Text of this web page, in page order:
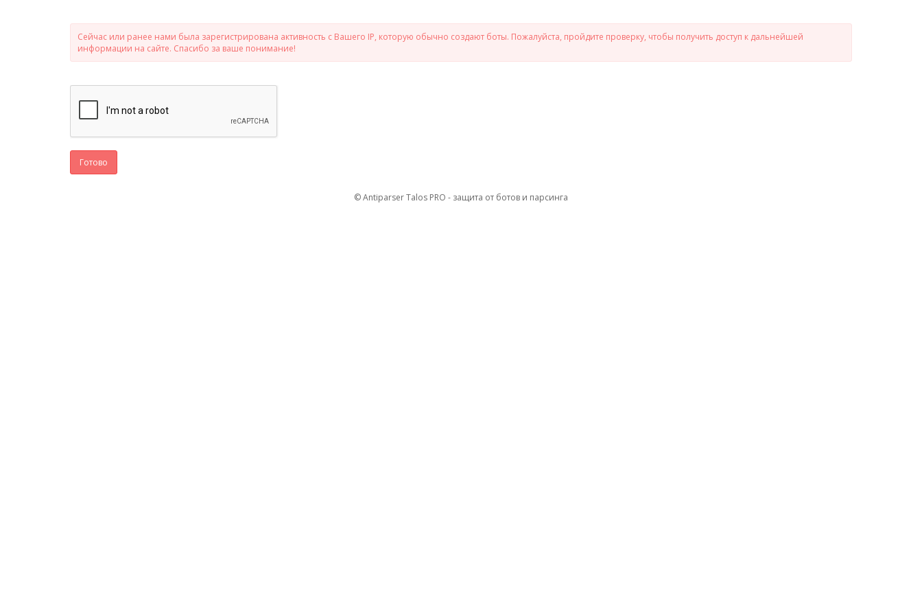
Сейчас или ранее нами была зарегистрирована активность с Вашего IP, которую обычно создают боты. Пожалуйста, пройдите проверку, чтобы получить доступ к дальнейшей
информации на сайте. Спасибо за ваше понимание!
Готово
© Antiparser Talos PRO - защита от ботов и парсинга